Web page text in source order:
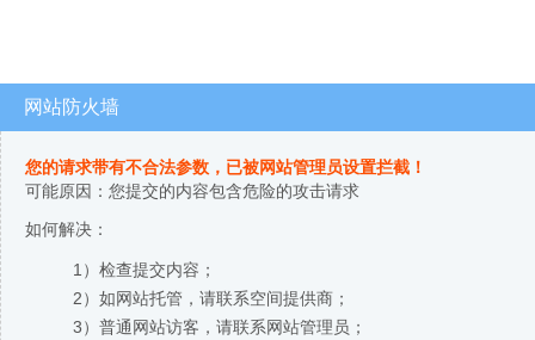
网站防火墙
您的请求带有不合法参数，已被网站管理员设置拦截！
可能原因：您提交的内容包含危险的攻击请求
如何解决：
1）检查提交内容；
2）如网站托管，请联系空间提供商；
3）普通网站访客，请联系网站管理员；